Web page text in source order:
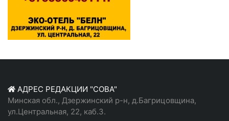
АДРЕС РЕДАКЦИИ "СОВА"
Минская обл., Дзержинский р-н, д.Багрицовщина,
ул.Центральная, 22, каб.3.